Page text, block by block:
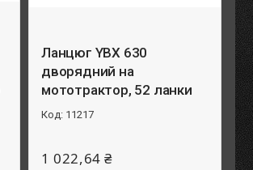
Ланцюг YBX 630
дворядний на
мототрактор, 52 ланки
11217
1 022,64 ₴